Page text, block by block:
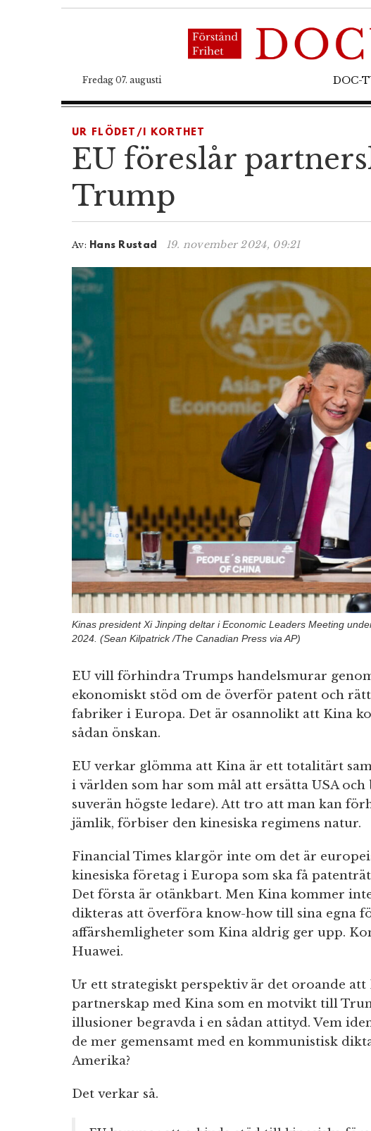
Fredag 07. augusti DOC-
UR FLÖDET/I KORTHET
EU föreslår
Trump
Av: Hans Rustad 19. november 2024, 09:21
Kinas president Xi Jinping deltar i Economic Leaders Meeting
2024. (Sean Kilpatrick /The Canadian Press via AP)
EU vill förhindra Trumps handelsmurar
ekonomiskt stöd om de överför patent och
fabriker i Europa. Det är osannolikt att Kina
sådan önskan.
EU verkar glömma att Kina är ett totalitärt
i världen som har som mål att ersätta USA
suverän högste ledare). Att tro att man kan
jämlik, förbiser den kinesiska regimens natur.
Financial Times klargör inte om det är
kinesiska företag i Europa som ska få
Det första är otänkbart. Men Kina kommer
dikteras att överföra know-how till sina egna
affärshemligheter som Kina aldrig ger upp.
Huawei.
Ur ett strategiskt perspektiv är det oroande att
partnerskap med Kina som en motvikt till
illusioner begravda i en sådan attityd. Vem
de mer gemensamt med en kommunistisk
Amerika?
Det verkar så.